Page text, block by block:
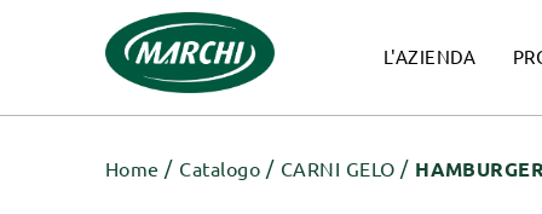
L'AZIENDA
Home Catalogo CARNI GELO